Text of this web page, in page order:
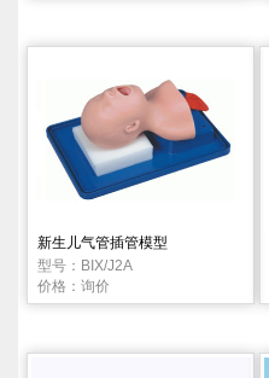
新生儿气管插管模型
型号：BIX/J2A
价格：询价